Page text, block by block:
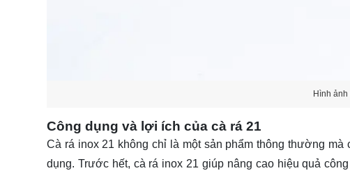
Hình ảnh
Công dụng và lợi ích của cà rá 21
Cà rá inox 21 không chỉ là một sản phẩm thông thường
dụng. Trước hết, cà rá inox 21 giúp nâng cao hiệu quả